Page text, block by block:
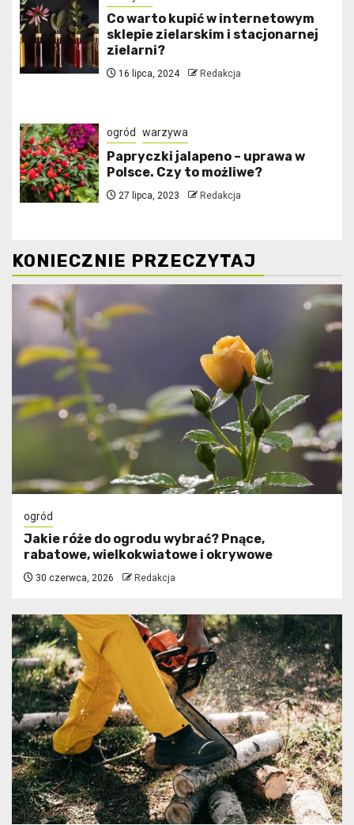
Co warto kupić w internetowym
sklepie zielarskim i stacjonarnej
zielarni?
16 lipca, 2024 Redakcja
ogród warzywa
Papryczki jalapeno – uprawa w
Polsce. Czy to możliwe?
27 lipca, 2023 Redakcja
KONIECZNIE PRZECZYTAJ
ogród
Jakie róże do ogrodu wybrać? Pnące,
rabatowe, wielkokwiatowe i okrywowe
30 czerwca, 2026 Redakcja